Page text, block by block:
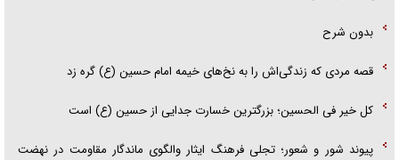
بدون شرح
قصه مردی که زندگی‌اش را به نخ‌های خیمه امام حسین (ع) گره زد
کل خیر فی الحسین؛ بزرگترین خسارت جدایی از حسین (ع) است
پیوند شور و شعور؛ تجلی فرهنگ ایثار والگوی ماندگار مقاومت در نهضت